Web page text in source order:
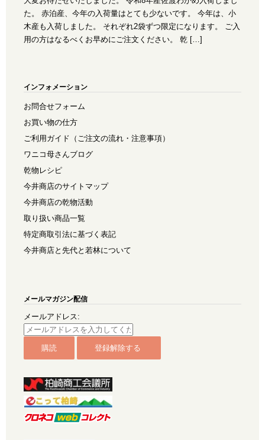
た。 赤泊産、今年の入荷量はとても少ないです。 今年は、小
木産も入荷しました。 それぞれ2袋ずつ限定になります。 ご入
用の方はなるべくお早めにご注文ください。 乾 […]
インフォメーション
お問合せフォーム
お買い物の仕方
ご利用ガイド（ご注文の流れ・注意事項）
ワニコ母さんブログ
乾物レシピ
今井商店のサイトマップ
今井商店の乾物活動
取り扱い商品一覧
特定商取引法に基づく表記
今井商店と先代と若林について
メールマガジン配信
メールアドレス: